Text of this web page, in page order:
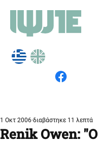
Renik Owen: "O
1 Οκτ 2006 διαβάστηκε 11 λεπτά